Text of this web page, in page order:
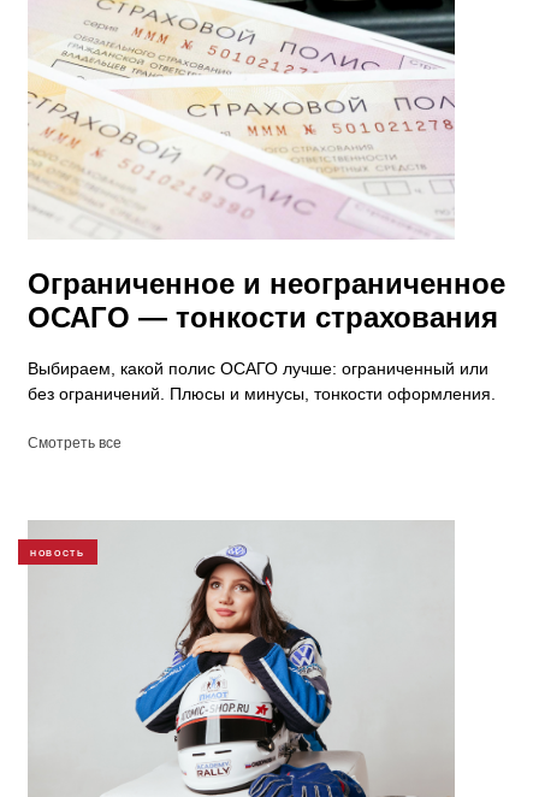
Ограниченное и неограниченное
ОСАГО — тонкости страхования
Выбираем, какой полис ОСАГО лучше: ограниченный или
без ограничений. Плюсы и минусы, тонкости оформления.
Смотреть все
НОВОСТЬ